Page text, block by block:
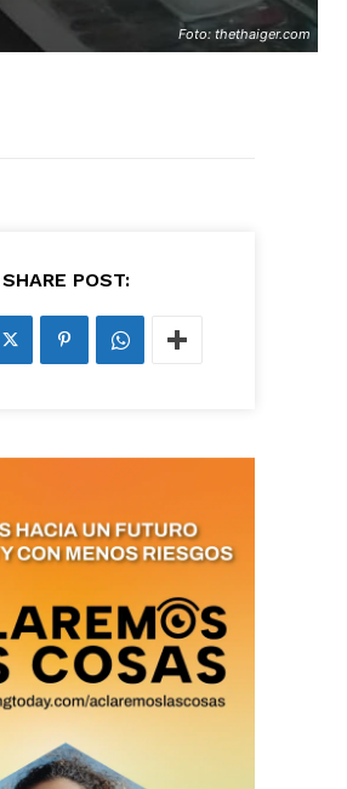
Foto: thethaiger.com
SHARE POST: